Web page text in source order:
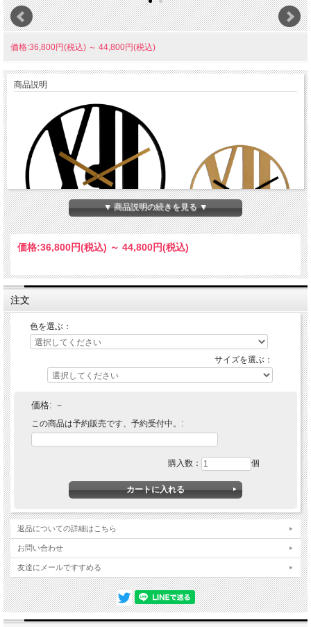
価格:36,800円(税込) ～ 44,800円(税込)
商品説明
■サイズ
70×70×厚さ3ｃｍ（大）、50×50×厚さ3ｃｍ（小）
■素材 ステンレス、鋼
■機能
■製造
ドイツ
■メーカー
hermle(ヘルムレ）
■備考
輸入品取り寄せのため、入荷するまで通常より時間かかる場合が
ので、ご注文後に発送日をお知らせ致します。ご注文後在庫切れ
ざいますのでご了承ください。
▼ 商品説明の続きを見る ▼
価格:36,800円(税込) ～ 44,800円(税込)
注文
色を選ぶ：
サイズを選ぶ：
価格: －
この商品は予約販売です、予約受付中。:
購入数： 個
返品についての詳細はこちら
お問い合わせ
友達にメールですすめる